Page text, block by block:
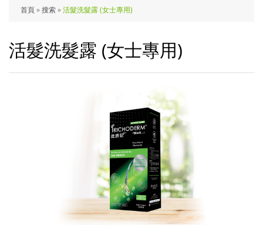
首頁»搜索»活髮洗髮露 (女士專用)
活髮洗髮露 (女士專用)